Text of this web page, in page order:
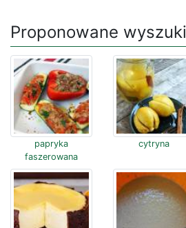
Proponowane
papryka
faszerowana
cytryna